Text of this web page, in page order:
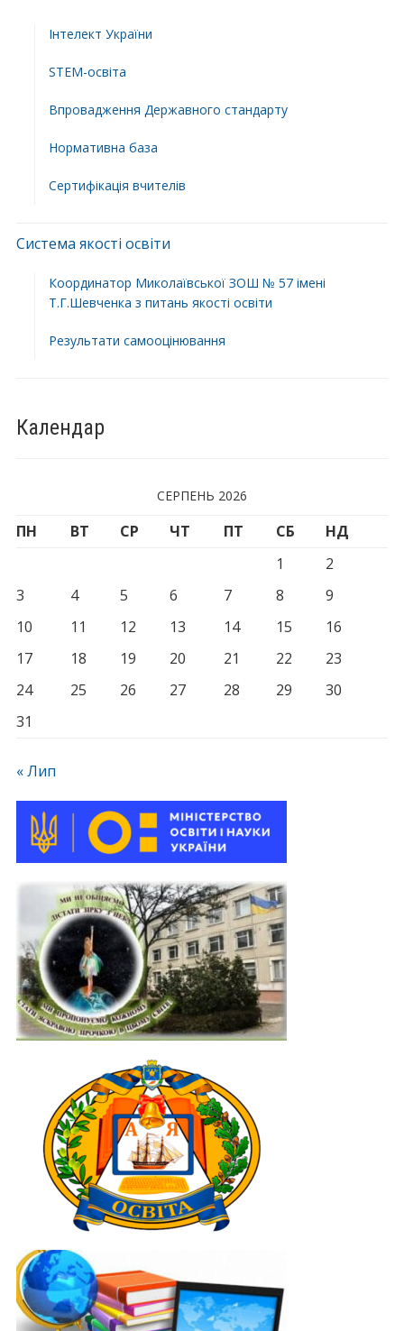
Інтелект України
STEM-освіта
Впровадження Державного стандарту
Нормативна база
Сертифікація вчителів
Система якості освіти
Координатор Миколаївської ЗОШ № 57 імені
Т.Г.Шевченка з питань якості освіти
Результати самооцінювання
Календар
СЕРПЕНЬ 2026
ПН ВТ СР ЧТ ПТ СБ
НД
1
2
3
4 5 6 7 8
9
10
11 12 13 14 15
16
17
18 19 20 21 22
23
24
25 26 27 28 29
30
31
« Лип